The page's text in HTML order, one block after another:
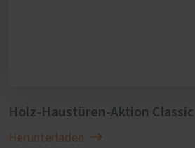
Holz-Haustüren-Aktion Classic
Herunterladen